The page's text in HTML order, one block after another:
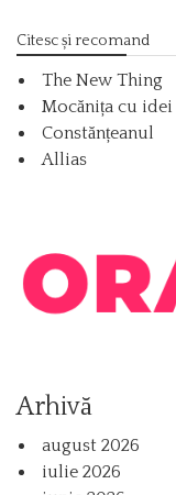
Citesc și recomand
The New Thing
Mocănița cu idei
Constănțeanul
Allias
Arhivă
august 2026
iulie 2026